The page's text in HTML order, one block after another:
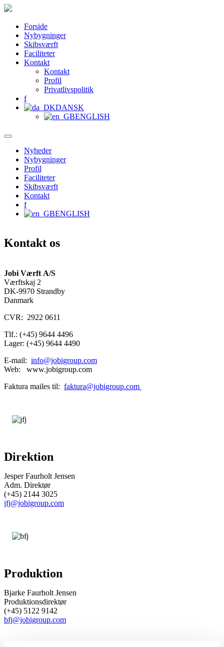
Forside
Nybygninger
Skibsværft
Faciliteter
Kontakt
Kontakt
Profil
Privatlivspolitik
f
DANSK
ENGLISH
Nyheder
Nybygninger
Profil
Faciliteter
Skibsværft
Kontakt
f
ENGLISH
Kontakt os
Jobi Værft A/S
Værftskaj 2
DK-9970 Strandby
Danmark
CVR: 2922 0611
Tlf.: (+45) 9644 4496
Lager: (+45) 9644 4490
E-mail: info@jobigroup.com
Web: www.jobigroup.com
Faktura mailes til: faktura@jobigroup.com
Direktion
Jesper Faurholt Jensen
Adm. Direktør
(+45) 2144 3025
jfj@jobigroup.com
Produktion
Bjarke Faurholt Jensen
Produktionsdirektør
(+45) 5122 9142
bfj@jobigroup.com